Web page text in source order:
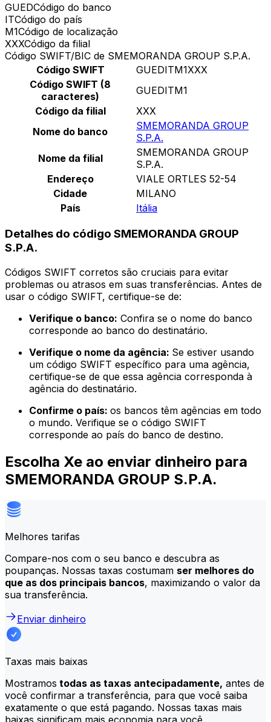
GUEDCódigo do banco
ITCódigo do país
M1Código de localização
XXXCódigo da filial
Código SWIFT/BIC de SMEMORANDA GROUP S.P.A.
Código SWIFT
GUEDITM1XXX
Código SWIFT (8
caracteres)
GUEDITM1
Código da filial
XXX
Nome do banco
SMEMORANDA GROUP
S.P.A.
Nome da filial
SMEMORANDA GROUP
S.P.A.
Endereço
VIALE ORTLES 52-54
Cidade
MILANO
País
Itália
Detalhes do código SMEMORANDA GROUP
S.P.A.
Códigos SWIFT corretos são cruciais para evitar
problemas ou atrasos em suas transferências. Antes de
usar o código SWIFT, certifique-se de:
Verifique o banco: Confira se o nome do banco
corresponde ao banco do destinatário.
Verifique o nome da agência: Se estiver usando
um código SWIFT específico para uma agência,
certifique-se de que essa agência corresponda à
agência do destinatário.
Confirme o país: os bancos têm agências em todo
o mundo. Verifique se o código SWIFT
corresponde ao país do banco de destino.
Escolha Xe ao enviar dinheiro para
SMEMORANDA GROUP S.P.A.
Melhores tarifas
Compare-nos com o seu banco e descubra as
poupanças. Nossas taxas costumam ser melhores do
que as dos principais bancos, maximizando o valor da
sua transferência.
Enviar dinheiro
Taxas mais baixas
Mostramos todas as taxas antecipadamente, antes de
você confirmar a transferência, para que você saiba
exatamente o que está pagando. Nossas taxas mais
baixas significam mais economia para você.